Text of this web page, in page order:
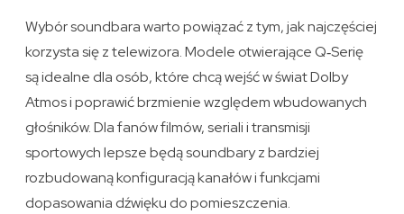
Wybór soundbara warto powiązać z tym, jak najczęściej
korzysta się z telewizora. Modele otwierające Q‑Serię
są idealne dla osób, które chcą wejść w świat Dolby
Atmos i poprawić brzmienie względem wbudowanych
głośników. Dla fanów filmów, seriali i transmisji
sportowych lepsze będą soundbary z bardziej
rozbudowaną konfiguracją kanałów i funkcjami
dopasowania dźwięku do pomieszczenia.